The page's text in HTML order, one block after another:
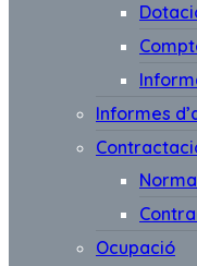
Informes
Ocupació